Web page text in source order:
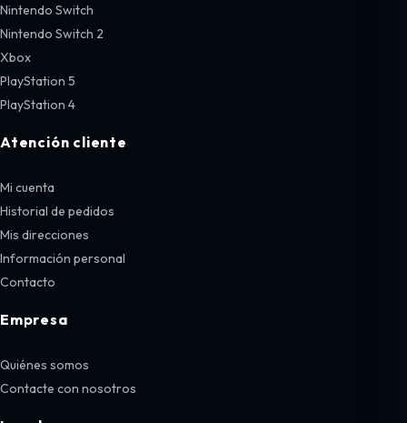
Nintendo Switch
Nintendo Switch 2
Xbox
PlayStation 5
PlayStation 4
Atención cliente
Mi cuenta
Historial de pedidos
Mis direcciones
Información personal
Contacto
Empresa
Quiénes somos
Contacte con nosotros